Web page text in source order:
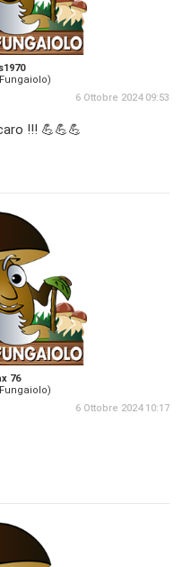
6 Ottobre 2024 09:53
!!! 💪💪💪
76
6 Ottobre 2024 10:17